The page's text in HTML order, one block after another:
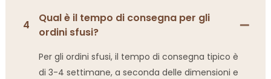
4
Qual è il tempo di consegna per gli
ordini sfusi?
Per gli ordini sfusi, il tempo di consegna tipico è
di 3-4 settimane, a seconda delle dimensioni e